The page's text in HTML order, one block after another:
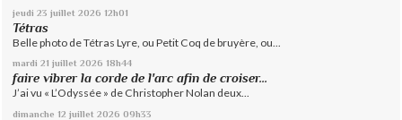
jeudi 23 juillet 2026 12h01
Tétras
Belle photo de Tétras Lyre, ou Petit Coq de bruyère, ou...
mardi 21 juillet 2026 18h44
faire vibrer la corde de l'arc afin de croiser...
J’ai vu « L’Odyssée » de Christopher Nolan deux...
dimanche 12 juillet 2026 09h33